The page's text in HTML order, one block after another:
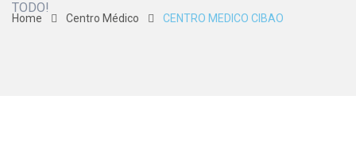
Home Centro Médico CENTRO MEDICO CIBAO